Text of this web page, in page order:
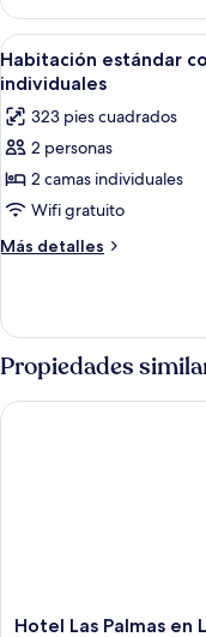
triple
superior
Abrir
todas
las
fotos
de
Habitación
estándar
con
individuales,
camas
individuales
5
Habitación estándar
individuales
323 pies cuadrados
2 personas
2 camas individuales
Wifi gratuito
Más detalles
Más
estándar
con
2
camas
individuales,
Propiedades
Hotel
Hotel Las Palmas en
Hotel Las Palmas en